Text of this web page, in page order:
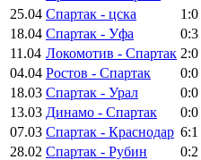
25.04 Спартак - цска 1:0
18.04 Спартак - Уфа 0:3
11.04 Локомотив - Спартак 2:0
04.04 Ростов - Спартак 0:0
18.03 Спартак - Урал 0:0
13.03 Динамо - Спартак 0:0
07.03 Спартак - Краснодар 6:1
28.02 Спартак - Рубин 0:2